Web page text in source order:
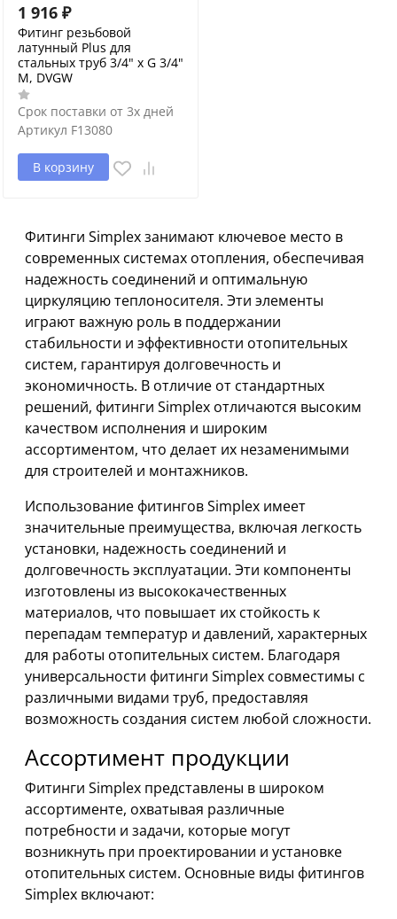
1 916 ₽
Фитинг резьбовой
латунный Plus для
стальных труб 3/4" х G 3/4"
M, DVGW
Срок поставки от 3х дней
Артикул F13080
В корзину
Фитинги Simplex занимают ключевое место в
современных системах отопления, обеспечивая
надежность соединений и оптимальную
циркуляцию теплоносителя. Эти элементы
играют важную роль в поддержании
стабильности и эффективности отопительных
систем, гарантируя долговечность и
экономичность. В отличие от стандартных
решений, фитинги Simplex отличаются высоким
качеством исполнения и широким
ассортиментом, что делает их незаменимыми
для строителей и монтажников.
Использование фитингов Simplex имеет
значительные преимущества, включая легкость
установки, надежность соединений и
долговечность эксплуатации. Эти компоненты
изготовлены из высококачественных
материалов, что повышает их стойкость к
перепадам температур и давлений, характерных
для работы отопительных систем. Благодаря
универсальности фитинги Simplex совместимы с
различными видами труб, предоставляя
возможность создания систем любой сложности.
Ассортимент продукции
Фитинги Simplex представлены в широком
ассортименте, охватывая различные
потребности и задачи, которые могут
возникнуть при проектировании и установке
отопительных систем. Основные виды фитингов
Simplex включают: